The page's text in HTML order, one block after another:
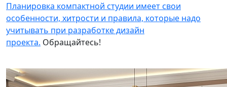
Планировка компактной студии имеет свои
особенности, хитрости и правила, которые надо
учитывать при разработке дизайн
проекта. Обращайтесь!